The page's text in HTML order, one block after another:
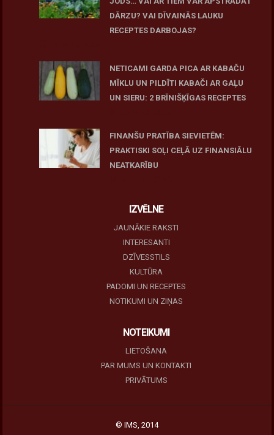
DĀRZU? VAI DĪVAINĀS LAUKU
RECEPTES DARBOJAS?
NETICAMI GARDA PICA AR KABAČU
MĪKLU UN PILDĪTI KABAČI AR GAĻU
UN SIERU: 2 BRĪNIŠĶĪGAS RECEPTES
FINANŠU PRATĪBA SIEVIETĒM:
PRAKTISKI SOĻI CEĻĀ UZ FINANSIĀLU
NEATKARĪBU
IZVĒLNE
JAUNĀKIE RAKSTI
INTERESANTI
DZĪVESSTILS
KULTŪRA
PADOMI UN RECEPTES
NOTIKUMI UN ZIŅAS
NOTEIKUMI
LIETOŠANA
PAR MUMS UN KONTAKTI
PRIVĀTUMS
© IMS, 2014